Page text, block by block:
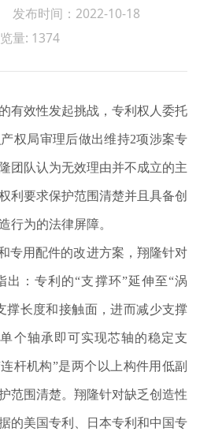
发布时间：2022-10-18
量: 1374
有效性发起挑战，专利权人委托
权局审理后做出维持2项涉案专
团队认为无效理由并不成立的主
利要求保护范围清楚并且具备创
行为的法律屏障。
专用配件的改进方案，翔隆针对
出：专利的“支撑环”延伸至“涡
撑长度和接触面，进而减少支撑
个轴承即可实现芯轴的稳定支
杆机构”是两个以上构件用低副
范围清楚。翔隆针对缺乏创造性
的美国专利、日本专利和中国专